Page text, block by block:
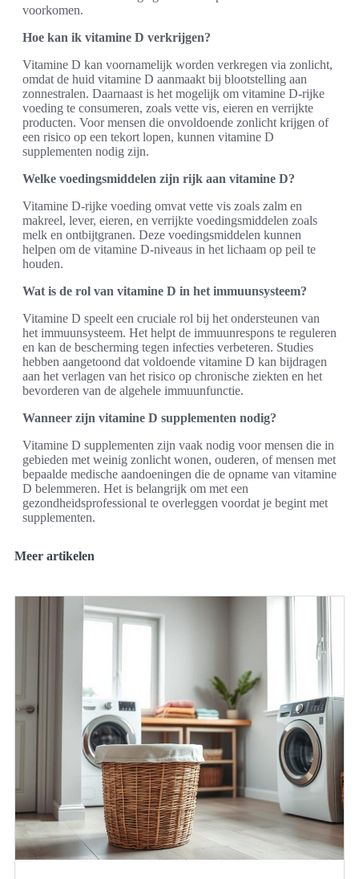
voorkomen.
Hoe kan ik vitamine D verkrijgen?
Vitamine D kan voornamelijk worden verkregen via zonlicht,
omdat de huid vitamine D aanmaakt bij blootstelling aan
zonnestralen. Daarnaast is het mogelijk om vitamine D-rijke
voeding te consumeren, zoals vette vis, eieren en verrijkte
producten. Voor mensen die onvoldoende zonlicht krijgen of
een risico op een tekort lopen, kunnen vitamine D
supplementen nodig zijn.
Welke voedingsmiddelen zijn rijk aan vitamine D?
Vitamine D-rijke voeding omvat vette vis zoals zalm en
makreel, lever, eieren, en verrijkte voedingsmiddelen zoals
melk en ontbijtgranen. Deze voedingsmiddelen kunnen
helpen om de vitamine D-niveaus in het lichaam op peil te
houden.
Wat is de rol van vitamine D in het immuunsysteem?
Vitamine D speelt een cruciale rol bij het ondersteunen van
het immuunsysteem. Het helpt de immuunrespons te reguleren
en kan de bescherming tegen infecties verbeteren. Studies
hebben aangetoond dat voldoende vitamine D kan bijdragen
aan het verlagen van het risico op chronische ziekten en het
bevorderen van de algehele immuunfunctie.
Wanneer zijn vitamine D supplementen nodig?
Vitamine D supplementen zijn vaak nodig voor mensen die in
gebieden met weinig zonlicht wonen, ouderen, of mensen met
bepaalde medische aandoeningen die de opname van vitamine
D belemmeren. Het is belangrijk om met een
gezondheidsprofessional te overleggen voordat je begint met
supplementen.
Meer artikelen